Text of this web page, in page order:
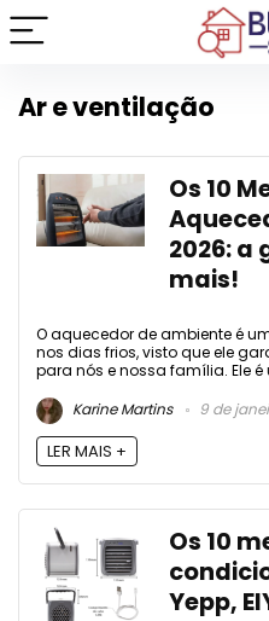
Ar e ventilação
Os 10
2026: a
mais!
O aquecedor de ambiente é
nos dias frios, visto que ele
para nós e nossa família. Ele é
Karine Martins
9 de
LER MAIS +
Os 10
Yepp,